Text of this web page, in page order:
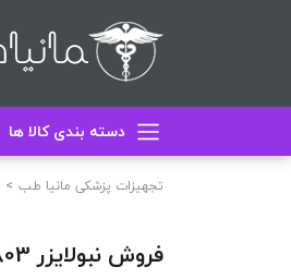
دسته بندی کالا ها
تجهیزات پزشکی مانیا طب
فروش نبولایزر NE-C803 امرن